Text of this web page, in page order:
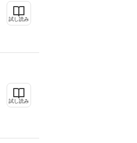
試し読み
試し読み